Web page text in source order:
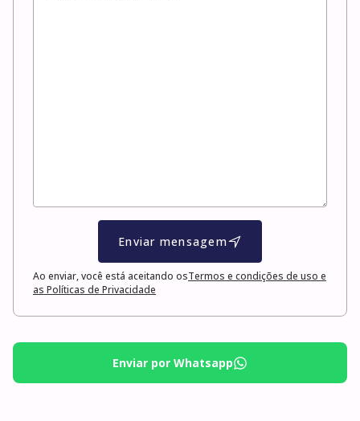
Enviar mensagem
Ao enviar, você está aceitando osTermos e condições de uso e
as Políticas de Privacidade
Enviar por Whatsapp